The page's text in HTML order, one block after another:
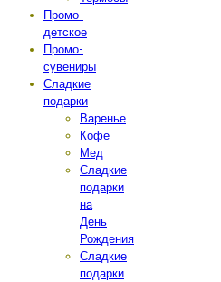
Промо-
детское
Промо-
сувениры
Сладкие
подарки
Варенье
Кофе
Мед
Сладкие
подарки
на
День
Рождения
Сладкие
подарки